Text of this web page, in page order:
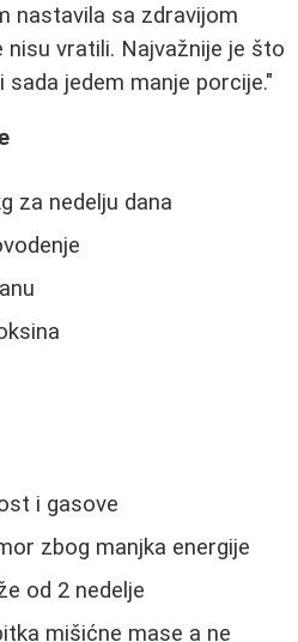
nastavila sa zdravijom
vratili. Najvažnije je što
jedem manje porcije."
za nedelju dana
i gasove
zbog manjka energije
od 2 nedelje
mišićne mase a ne